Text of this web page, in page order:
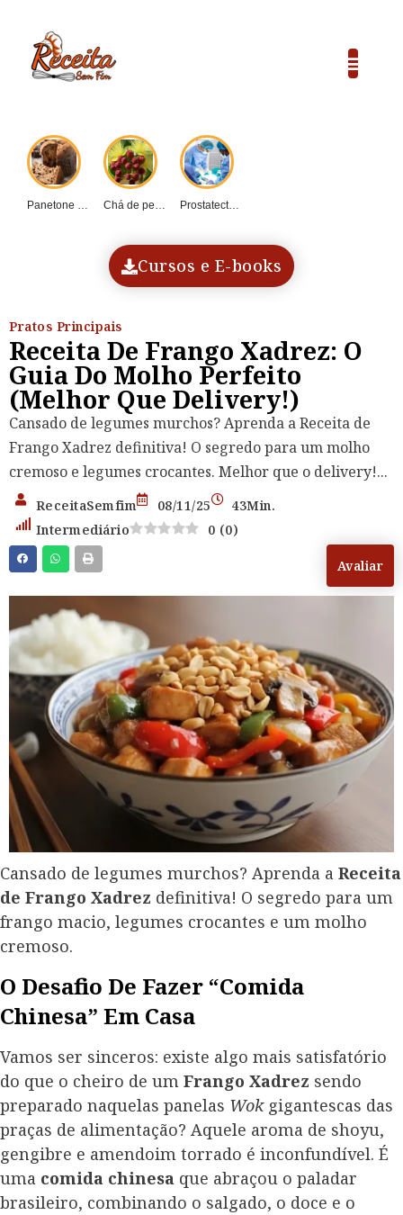
Panetone caseiro vs.... Chá de pequi:... Prostatectomia: Guia completo...
Cursos e E-books
Pratos Principais
Receita De Frango Xadrez: O
Guia Do Molho Perfeito
(Melhor Que Delivery!)
Cansado de legumes murchos? Aprenda a Receita de
Frango Xadrez definitiva! O segredo para um molho
cremoso e legumes crocantes. Melhor que o delivery!...
ReceitaSemfim 08/11/25
43Min.
Intermediário
0 (0)
Avaliar
Cansado de legumes murchos? Aprenda a Receita
de Frango Xadrez definitiva! O segredo para um
frango macio, legumes crocantes e um molho
cremoso.
O Desafio De Fazer “Comida
Chinesa” Em Casa
Vamos ser sinceros: existe algo mais satisfatório
do que o cheiro de um Frango Xadrez sendo
preparado naquelas panelas Wokgigantescas das
praças de alimentação? Aquele aroma de shoyu,
gengibre e amendoim torrado é inconfundível. É
uma comida chinesa que abraçou o paladar
brasileiro, combinando o salgado, o doce e o